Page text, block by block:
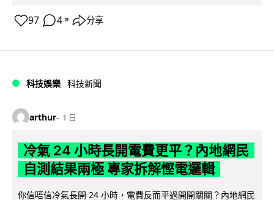
97 4 ↗ 分享
科技娛樂 科技新聞
arthur 1 日
冷氣 24 小時長開電費更平？內地網民
自測結果兩極 專家拆解慳電邏輯
你信唔信冷氣長開 24 小時，電費反而平過開開關關？內地網民